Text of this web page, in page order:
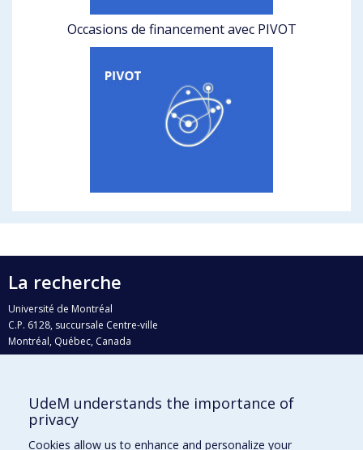
Occasions de financement avec PIVOT
La recherche
Université de Montréal
C.P. 6128, succursale Centre-ville
Montréal, Québec, Canada
H3C 3J7
Qui fait quoi?
Nous trouver
UdeM understands the importance of
privacy
Cookies allow us to enhance and personalize your